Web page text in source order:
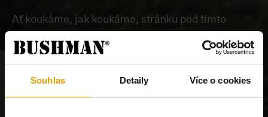
Souhlas Detaily Více o cookies
Ať koukáme, jak koukáme, stránku pod tímto
odkazem na našem webu nemůžeme najít.
Buď je
chybně zadaný odkaz, nebo je požadovaný produkt